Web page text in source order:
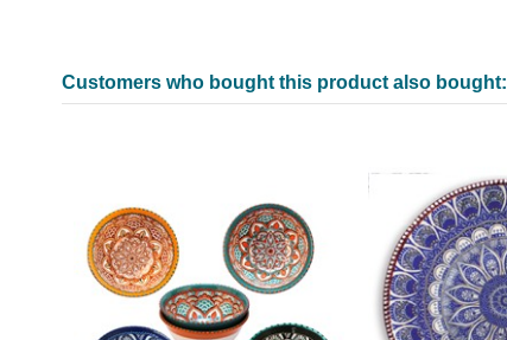
Customers who bought this product also bought: